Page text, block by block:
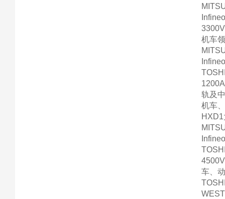
机车
轨及
机车
车、